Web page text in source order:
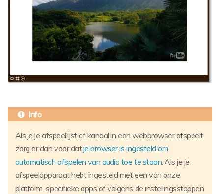
Als je je afspeellijst of kanaal in een webbrowser afspeelt,
zorg er dan voor datje browser is ingesteld om
automatisch afspelen van audio toe te staan. Als je je
afspeelapparaat hebt ingesteld met een van onze
platform-specifieke apps of volgens de instellingsstappen